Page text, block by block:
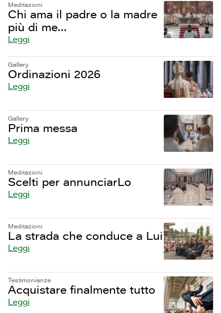
Meditazioni
Chi ama il padre o la madre
più di me…
Leggi
Gallery
Ordinazioni 2026
Leggi
Gallery
Prima messa
Leggi
Meditazioni
Scelti per annunciarLo
Leggi
Meditazioni
La strada che conduce a Lui
Leggi
Testimonianze
Acquistare finalmente tutto
Leggi